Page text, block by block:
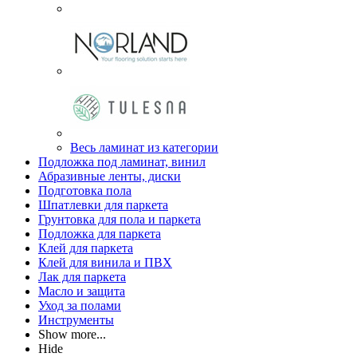
Весь ламинат из категории
Подложка под ламинат, винил
Абразивные ленты, диски
Подготовка пола
Шпатлевки для паркета
Грунтовка для пола и паркета
Подложка для паркета
Клей для паркета
Клей для винила и ПВХ
Лак для паркета
Масло и защита
Уход за полами
Инструменты
Show more...
Hide